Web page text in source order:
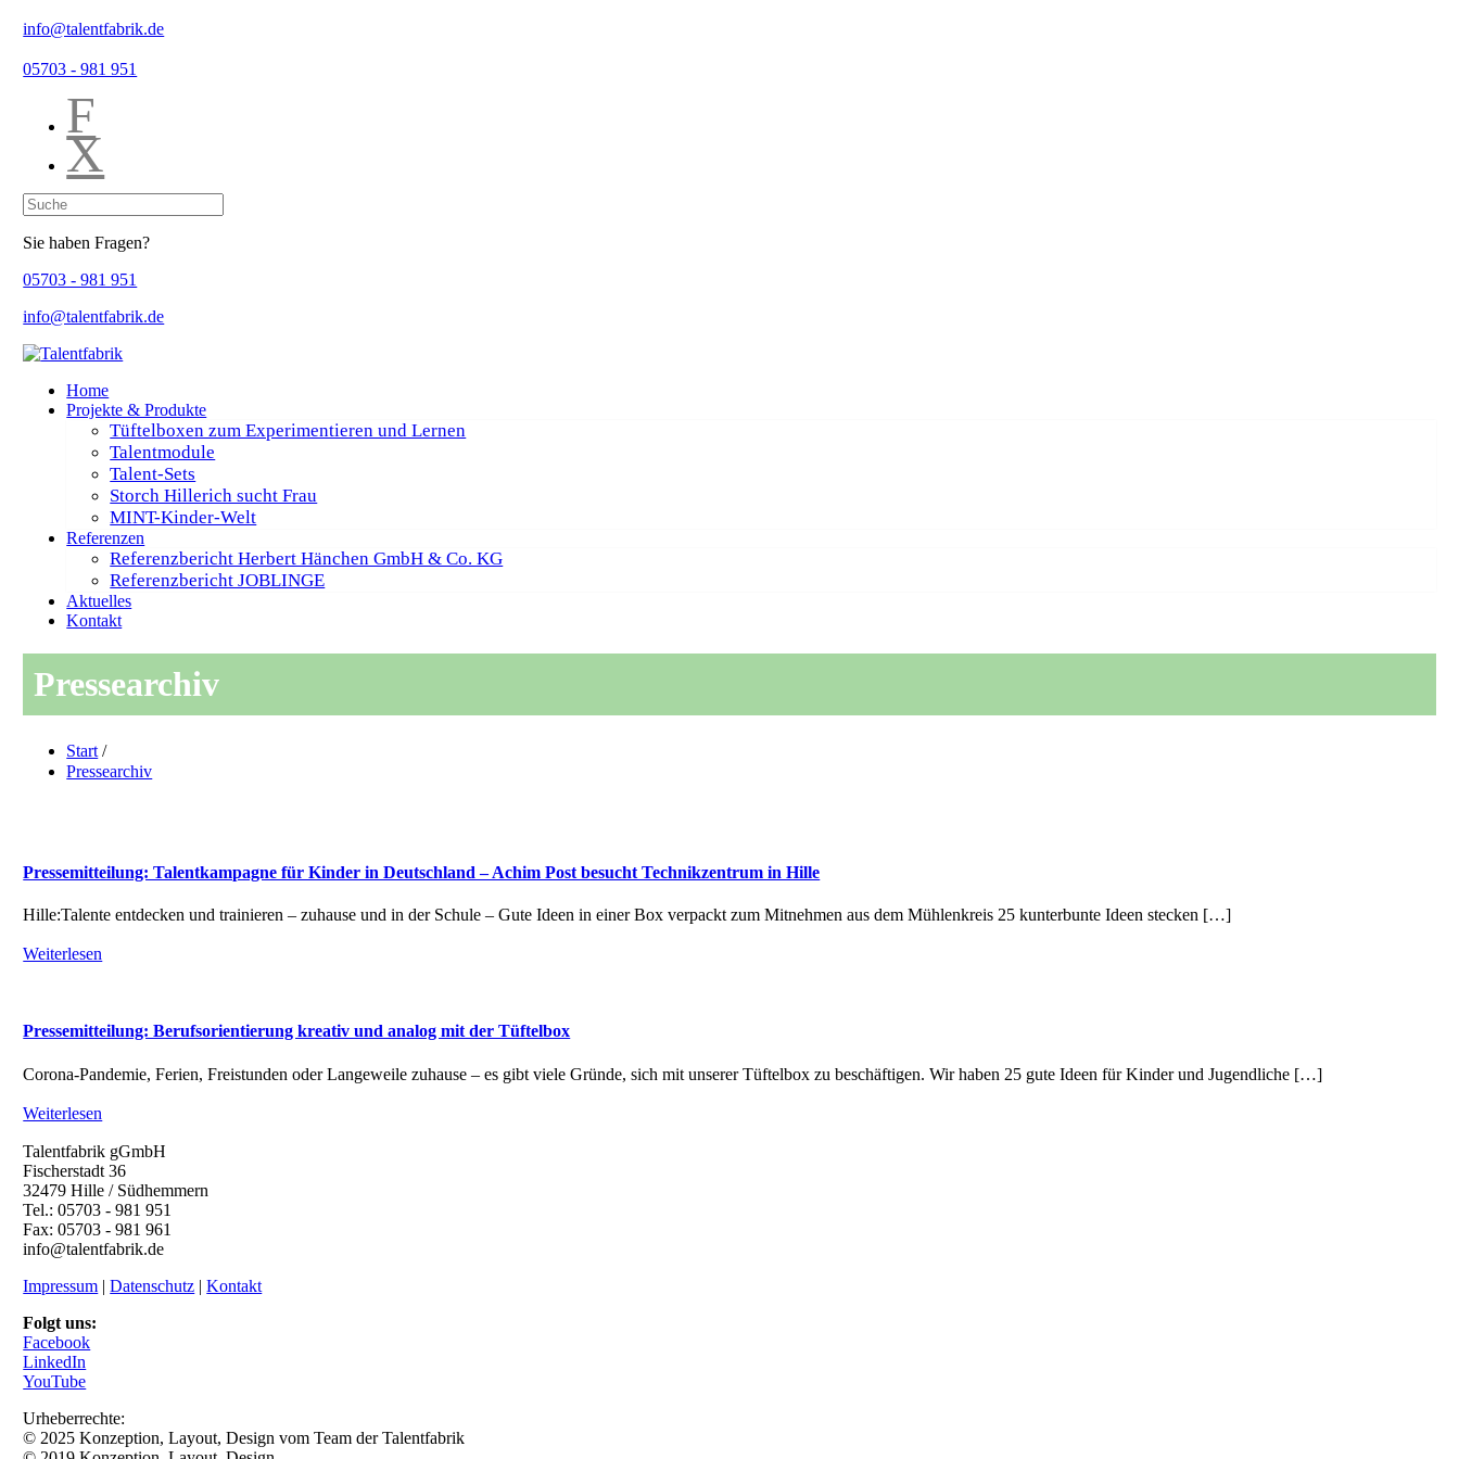
info@talentfabrik.de
05703 - 981 951
F
X
Sie haben Fragen?
05703 - 981 951
info@talentfabrik.de
Home
Projekte & Produkte
Tüftelboxen zum Experimentieren und Lernen
Talentmodule
Talent-Sets
Storch Hillerich sucht Frau
MINT-Kinder-Welt
Referenzen
Referenzbericht Herbert Hänchen GmbH & Co. KG
Referenzbericht JOBLINGE
Aktuelles
Kontakt
Pressearchiv
Start /
Pressearchiv
Pressemitteilung: Talentkampagne für Kinder in Deutschland – Achim Post besucht Technikzentrum in Hille
Hille:Talente entdecken und trainieren – zuhause und in der Schule – Gute Ideen in einer Box verpackt zum Mitnehmen aus dem Mühlenkreis 25 kunterbunte Ideen stecken […]
Weiterlesen
Pressemitteilung: Berufsorientierung kreativ und analog mit der Tüftelbox
Corona-Pandemie, Ferien, Freistunden oder Langeweile zuhause – es gibt viele Gründe, sich mit unserer Tüftelbox zu beschäftigen. Wir haben 25 gute Ideen für Kinder und Jugendliche […]
Weiterlesen
Talentfabrik gGmbH
Fischerstadt 36
32479 Hille / Südhemmern
Tel.: 05703 - 981 951
Fax: 05703 - 981 961
info@talentfabrik.de
Impressum |Datenschutz |Kontakt
Folgt uns:
Facebook
LinkedIn
YouTube
Urheberrechte:
© 2025 Konzeption, Layout, Design vom Team der Talentfabrik